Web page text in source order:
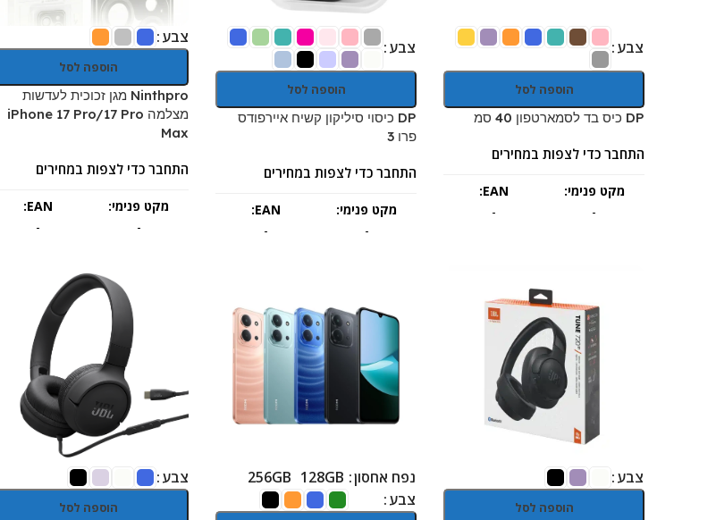
צבע
הוספה לסל
DP כיס בד לסמארטפון 40 סמ
התחבר כדי לצפות במחירים
מקט פנימי:
-
EAN:
-
צבע
הוספה לסל
DP כיסוי סיליקון קשיח איירפודס
פרו 3
התחבר כדי לצפות במחירים
מקט פנימי:
-
EAN:
-
צבע
הוספה לסל
Ninthpro מגן זכוכית לעדשות
מצלמה iPhone 17 Pro/17 Pro
Max
התחבר כדי לצפות במחירים
מקט פנימי:
-
EAN:
-
צבע
הוספה לסל
נפח אחסון 128GB
256GB
צבע
צבע
הוספה לסל